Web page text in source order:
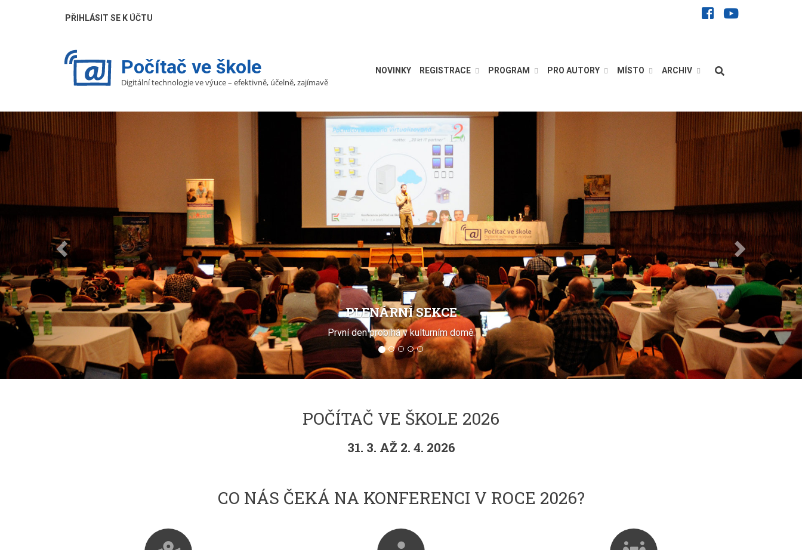
facebookyoutube
UŽIVATELÉ
PŘIHLÁSIT SE K ÚČTU
Počítač ve škole
Digitální technologie ve výuce – efektivně, účelně, zajímavě
Hledat
NOVINKY REGISTRACE PROGRAM PRO AUTORY MÍSTO ARCHIV
PRAKTICKÉ WORKSHOPY
Čeká na vás celá řada praktických workshopů.
Předchozí Následující
POČÍTAČ VE ŠKOLE 2026
31. 3. AŽ 2. 4. 2026
CO NÁS ČEKÁ NA KONFERENCI V ROCE 2026?